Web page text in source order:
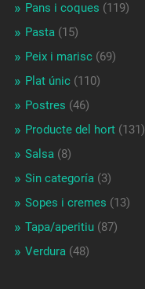
Pans i coques (119)
Pasta(15)
Peix i marisc(69)
Plat únic(110)
Postres (46)
Producte del hort(131)
Salsa(8)
Sin categoría(3)
Sopes i cremes (13)
Tapa/aperitiu(87)
Verdura(48)